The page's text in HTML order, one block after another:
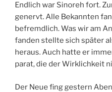
Endlich war Sinoreh fort.
genervt. Alle Bekannten
befremdlich. Was wir am
fanden stellte sich später
heraus. Auch hatte er
parat, die der Wirklichkeit
Der Neue fing gestern